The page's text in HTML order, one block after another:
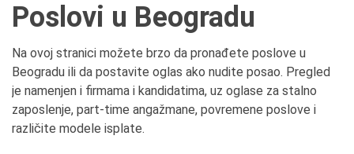
Poslovi u Beogradu
Na ovoj stranici možete brzo da pronađete poslove u
Beogradu ili da postavite oglas ako nudite posao. Pregled
je namenjen i firmama i kandidatima, uz oglase za stalno
zaposlenje, part-time angažmane, povremene poslove i
različite modele isplate.